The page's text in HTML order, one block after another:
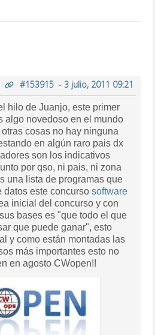
#153915- 3 julio, 2011 09:21
hilo de Juanjo, este primer
algo novedoso en el mundo
cosas no hay ninguna
en algún raro pais dx
son los indicativos
por qso, ni pais, ni zona
una lista de programas que
datos este concursosoftware
inicial del concurso y con
bases es "que todo el que
que puede ganar", esto
y como están montadas las
más importantes esto no
en agosto CWopen!!